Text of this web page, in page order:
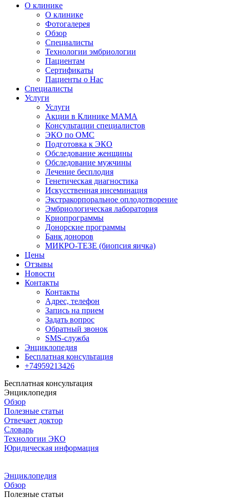
О клинике
О клинике
Фотогалерея
Обзор
Специалисты
Технологии эмбриологии
Пациентам
Сертификаты
Пациенты о Нас
Специалисты
Услуги
Услуги
Акции в Клинике МАМА
Консультации специалистов
ЭКО по ОМС
Подготовка к ЭКО
Обследование женщины
Обследование мужчины
Лечение бесплодия
Генетическая диагностика
Искусственная инсеминация
Экстракорпоральное оплодотворение
Эмбриологическая лаборатория
Криопрограммы
Донорские программы
Банк доноров
МИКРО-ТЕЗЕ (биопсия яичка)
Цены
Отзывы
Новости
Контакты
Контакты
Адрес, телефон
Запись на прием
Задать вопрос
Обратный звонок
SMS-служба
Энциклопедия
Бесплатная консультация
+74959213426
Бесплатная консультация
Энциклопедия
Обзор
Полезные статьи
Отвечает доктор
Словарь
Технологии ЭКО
Юридическая информация
Энциклопедия
Обзор
Полезные статьи